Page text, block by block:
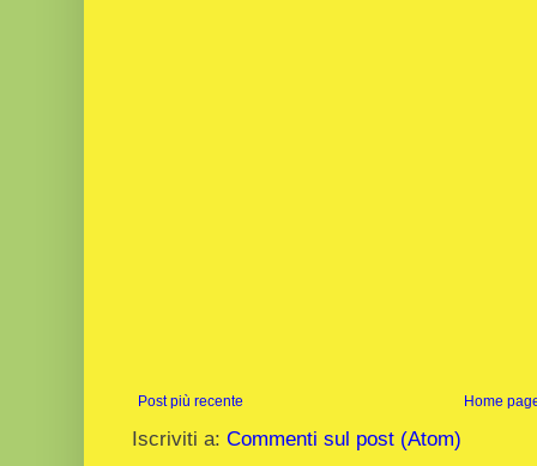
Post più recente Home
Iscriviti a: Commenti sul post (Atom)